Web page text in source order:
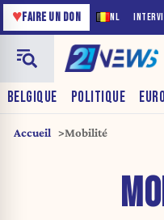
NL
♥FAIRE UN DON
BELGIQUE POLITIQUE
Accueil Mobilité